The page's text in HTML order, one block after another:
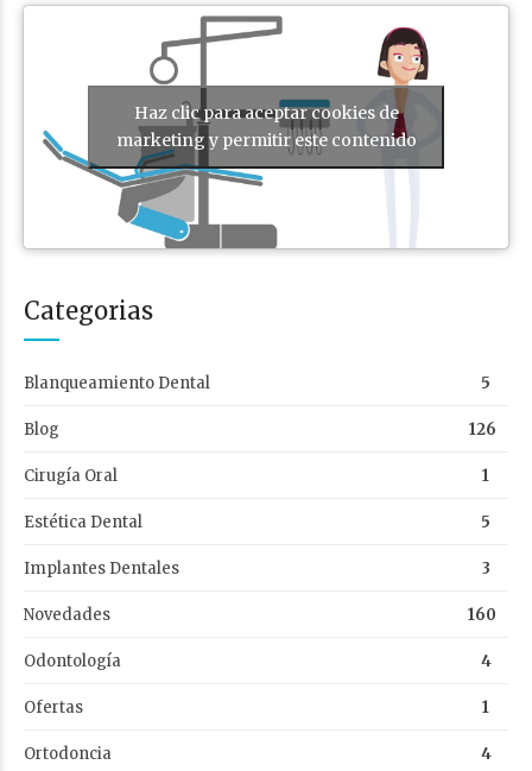
Haz clic para aceptar cookies de
marketing y permitir este contenido
Categorias
Blanqueamiento Dental 5
Blog 126
Cirugía Oral 1
Estética Dental 5
Implantes Dentales 3
Novedades 160
Odontología 4
Ofertas 1
Ortodoncia 4